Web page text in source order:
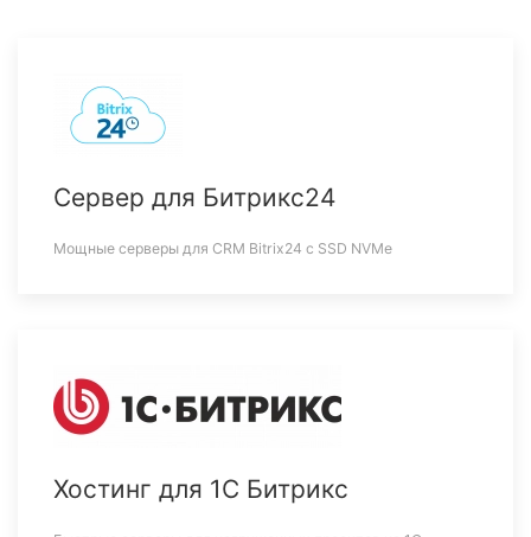
Сервер для Битрикс24
Мощные серверы для CRM Bitrix24 c SSD NVMe
Хостинг для 1С Битрикс